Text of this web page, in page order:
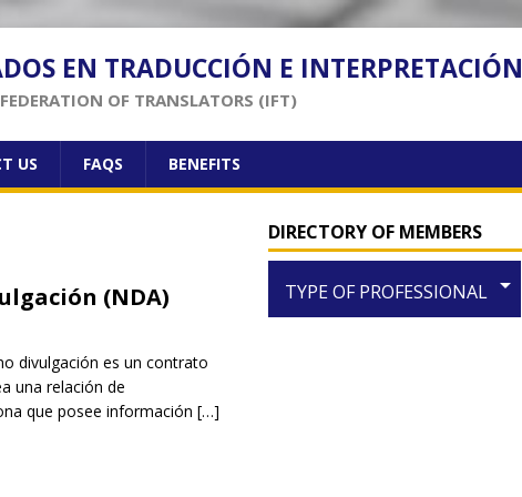
EN TRADUCCIÓN E INTERPRETACIÓN
OF TRANSLATORS (IFT)
US FAQS BENEFITS
(NDA)
divulgación es un contrato
una relación de
que posee información […]
DIRECTORY OF MEMBERS
TYPE OF PROFESSIONAL arrow_drop_down